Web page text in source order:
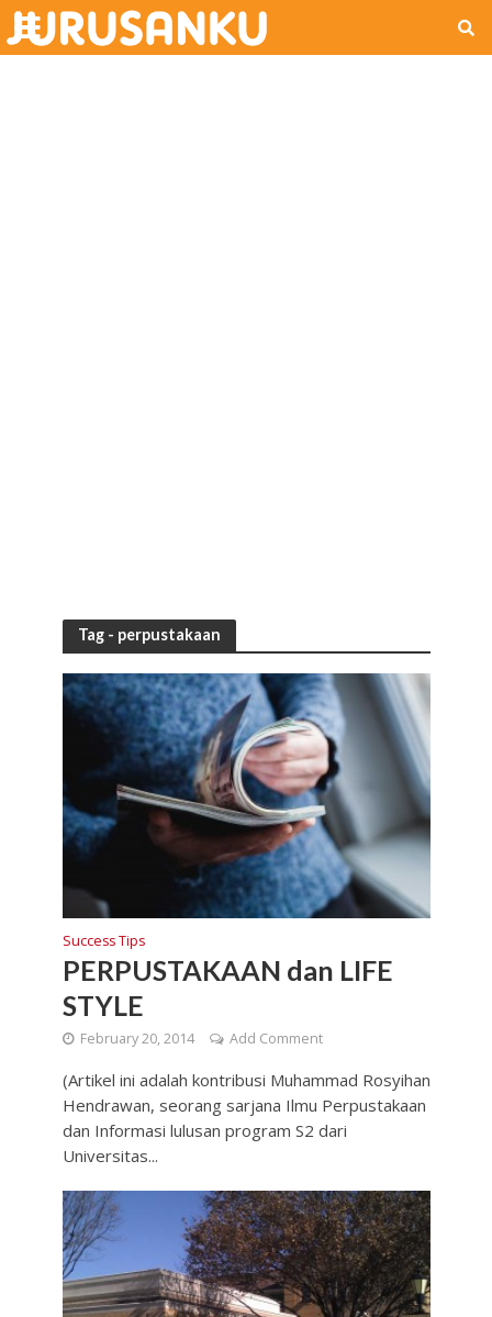
Tag - perpustakaan
Success Tips
PERPUSTAKAAN dan LIFE
STYLE
February 20, 2014 Add Comment
(Artikel ini adalah kontribusi Muhammad Rosyihan
Hendrawan, seorang sarjana Ilmu Perpustakaan
dan Informasi lulusan program S2 dari
Universitas...